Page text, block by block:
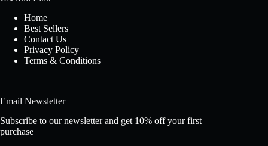
Home
Best Sellers
Contact Us
Privacy Policy
Terms & Conditions
Email Newsletter
Subscribe to our newsletter and get 10% off your first
purchase